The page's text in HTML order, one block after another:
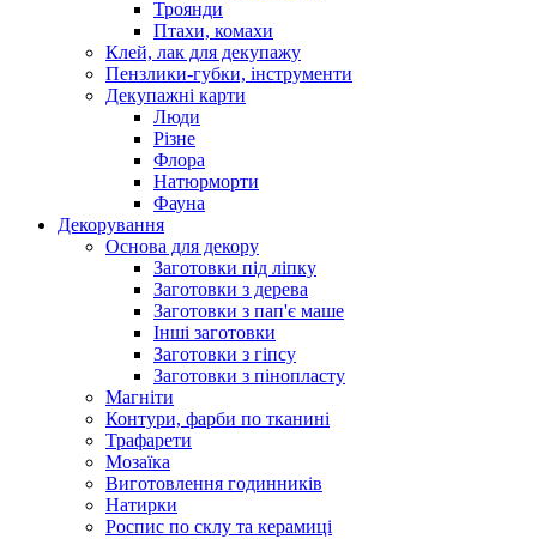
Троянди
Птахи, комахи
Клей, лак для декупажу
Пензлики-губки, інструменти
Декупажні карти
Люди
Різне
Флора
Натюрморти
Фауна
Декорування
Основа для декору
Заготовки під ліпку
Заготовки з дерева
Заготовки з пап'є маше
Інші заготовки
Заготовки з гіпсу
Заготовки з пінопласту
Магніти
Контури, фарби по тканині
Трафарети
Мозаїка
Виготовлення годинників
Натирки
Роспис по склу та керамиці